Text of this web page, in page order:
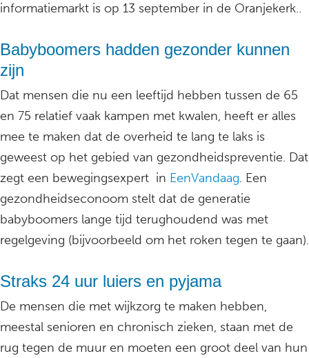
informatiemarkt is op 13 september in de Oranjekerk..
Babyboomers hadden gezonder kunnen
zijn
Dat mensen die nu een leeftijd hebben tussen de 65
en 75 relatief vaak kampen met kwalen, heeft er alles
mee te maken dat de overheid te lang te laks is
geweest op het gebied van gezondheidspreventie. Dat
zegt een bewegingsexpert in EenVandaag. Een
gezondheidseconoom stelt dat de generatie
babyboomers lange tijd terughoudend was met
regelgeving (bijvoorbeeld om het roken tegen te gaan).
Straks 24 uur luiers en pyjama
De mensen die met wijkzorg te maken hebben,
meestal senioren en chronisch zieken, staan met de
rug tegen de muur en moeten een groot deel van hun